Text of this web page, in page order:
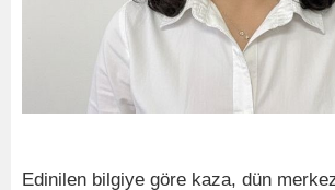
Edinilen bilgiye göre kaza, dün